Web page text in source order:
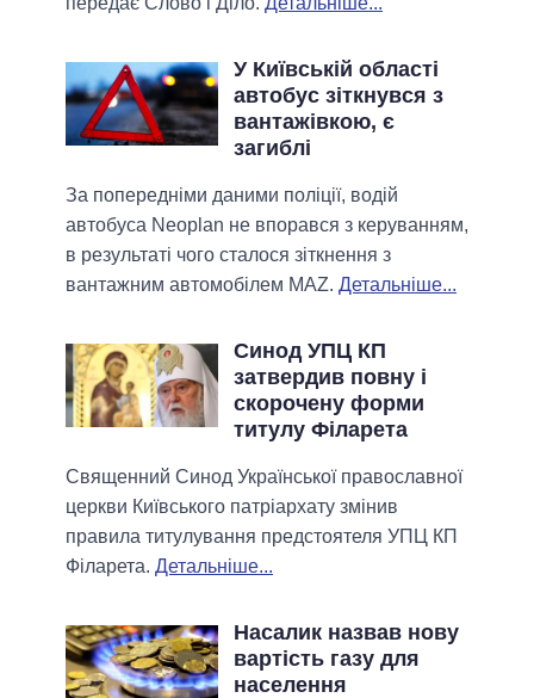
У Київській області
автобус зіткнувся з
вантажівкою, є
загиблі
За попередніми даними поліції, водій
автобуса Neoplan не впорався з керуванням,
в результаті чого сталося зіткнення з
вантажним автомобілем MAZ. Детальніше...
Синод УПЦ КП
затвердив повну і
скорочену форми
титулу Філарета
Священний Синод Української православної
церкви Київського патріархату змінив
правила титулування предстоятеля УПЦ КП
Філарета. Детальніше...
Насалик назвав нову
вартість газу для
населення